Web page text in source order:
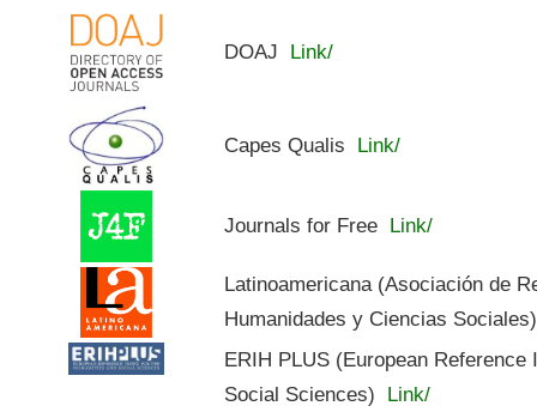
DOAJ Link/
Capes Qualis Link/
Journals for Free Link/
Latinoamericana (Asociación de
Humanidades y Ciencias Sociales)
ERIH PLUS (European
Social Sciences) Link/